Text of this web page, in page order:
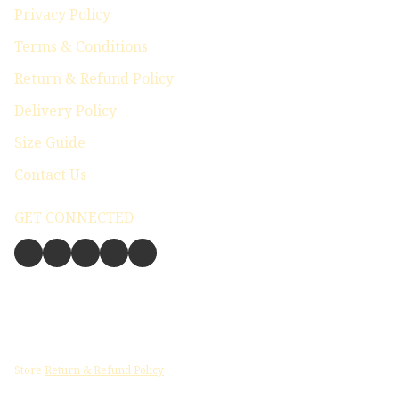
Privacy Policy
Terms & Conditions
Return & Refund Policy
Delivery Policy
Size Guide
Contact Us
GET CONNECTED
Store Return & Refund Policy